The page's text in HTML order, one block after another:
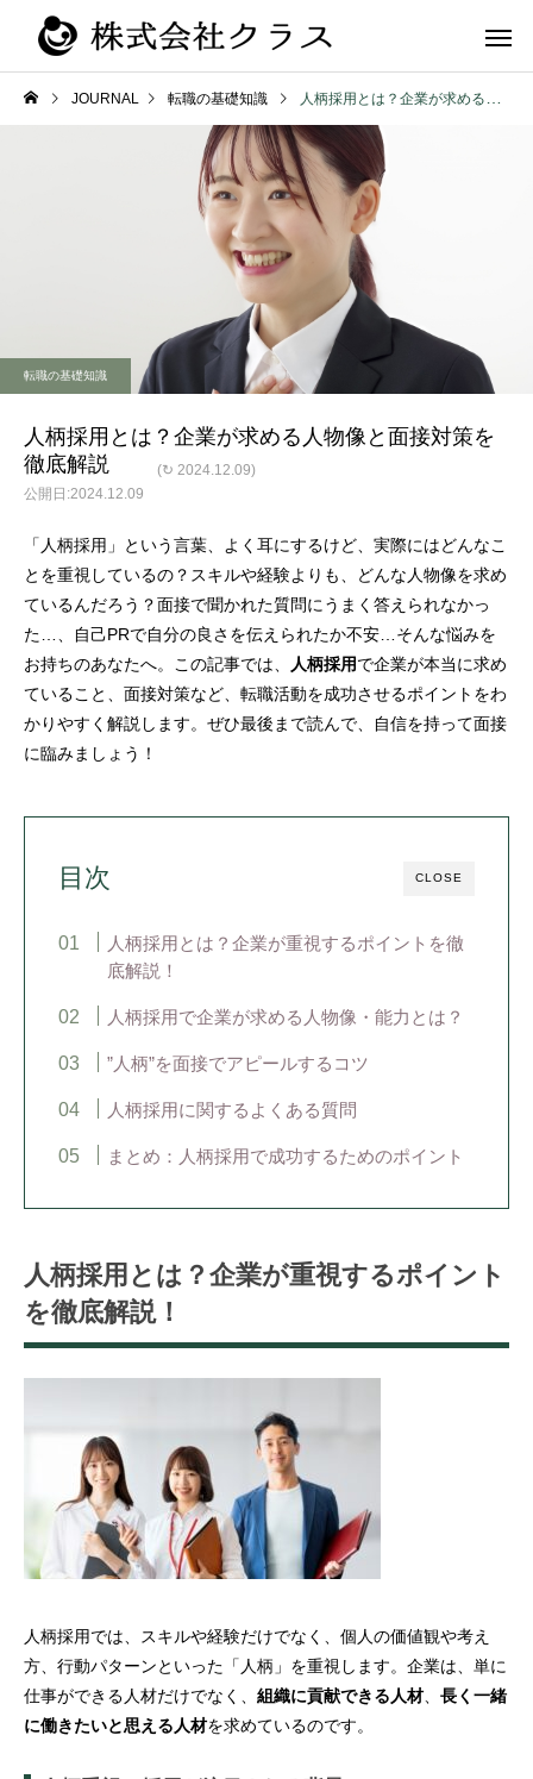
JOURNAL 転職の基礎知識 人柄採用とは？企業が求める人物像と面接対策を徹底解説
転職の基礎知識
人柄採用とは？企業が求める人物像と面接対策を
徹底解説
2024.12.09
(↻ 2024.12.09)
「人柄採用」という言葉、よく耳にするけど、実際にはどんなこ
とを重視しているの？スキルや経験よりも、どんな人物像を求め
ているんだろう？面接で聞かれた質問にうまく答えられなかっ
た…、自己PRで自分の良さを伝えられたか不安…そんな悩みを
お持ちのあなたへ。この記事では、
人柄採用で企業が本当に求め
ていること、面接対策など、転職活動を成功させるポイントをわ
かりやすく解説します。ぜひ最後まで読んで、自信を持って面接
に臨みましょう！
CLOSE
目次
人柄採用とは？企業が重視するポイントを徹
底解説！
人柄採用で企業が求める人物像・能力とは？
”人柄”を面接でアピールするコツ
人柄採用に関するよくある質問
まとめ：人柄採用で成功するためのポイント
人柄採用とは？企業が重視するポイント
を徹底解説！
人柄採用では、スキルや経験だけでなく、個人の価値観や考え
方、行動パターンといった「人柄」を重視します。企業は、単に
仕事ができる人材だけでなく、 組織に貢献できる人材、 長く一緒
に働きたいと思える人材を求めているのです。